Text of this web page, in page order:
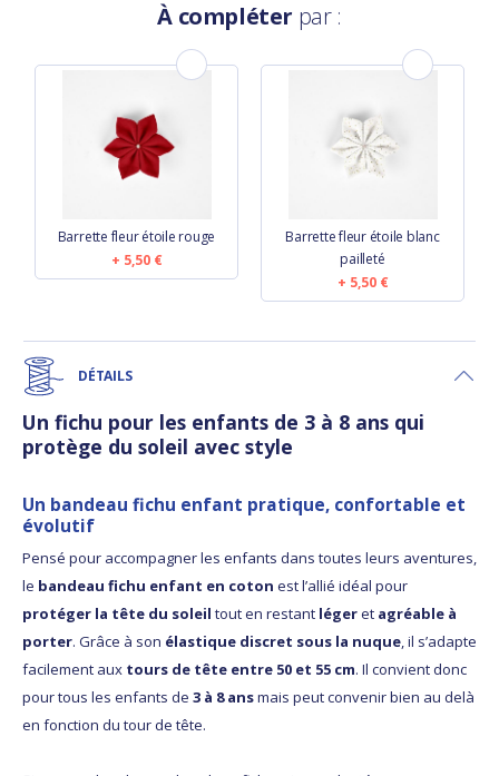
À compléter par :
Barrette fleur étoile rouge
5,50 €
Barrette fleur étoile blanc
pailleté
5,50 €
DÉTAILS
Un fichu pour les enfants de 3 à 8 ans qui
protège du soleil avec style
Un bandeau fichu enfant pratique, confortable et
évolutif
Pensé pour accompagner les enfants dans toutes leurs aventures,
le bandeau fichu enfant en coton est l’allié idéal pour
protéger la tête du soleil tout en restant légeret agréable à
porter. Grâce à son élastique discret sous la nuque, il s’adapte
facilement aux tours de tête entre 50 et 55 cm. Il convient donc
pour tous les enfants de 3 à 8 ansmais peut convenir bien au delà
en fonction du tour de tête.